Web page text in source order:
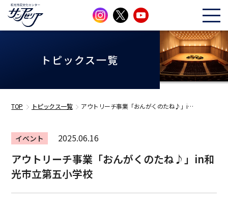
トピックス一覧
TOP トピックス一覧 アウトリーチ事業「おんがくのたね♪」i…
イベント 2025.06.16
アウトリーチ事業「おんがくのたね♪」in和
光市立第五小学校